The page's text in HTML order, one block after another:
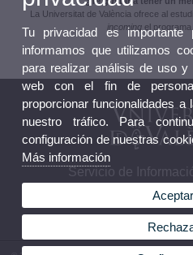
La Universitat de València ofrece al
incoming el programa
Servicio de
Tu privacidad es
informamos que utilizamos
para realizar análisis de uso
web con el fin de
proporcionar funcionalidades
nuestro tráfico. Para
configuración de nuestras
Más información